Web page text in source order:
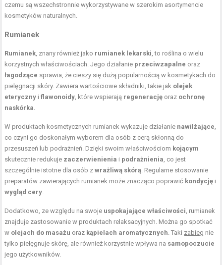
czemu są wszechstronnie wykorzystywane w szerokim asortymencie
kosmetyków naturalnych.
Rumianek
Rumianek , znany również jako rumianek lekarski , to roślina o wielu
korzystnych właściwościach. Jego działanie przeciwzapalne oraz
łagodzące sprawia, że cieszy się dużą popularnością w kosmetykach do
pielęgnacji skóry. Zawiera wartościowe składniki, takie jak olejek
eteryczny iflawonoidy , które wspierają regenerację oraz ochronę
naskórka
W produktach kosmetycznych rumianek wykazuje działanie nawilżające
co czyni go doskonałym wyborem dla osób z cerą skłonną do
przesuszeń lub podrażnień. Dzięki swoim właściwościom kojącym
skutecznie redukuje zaczerwienienia i podrażnienia , co jest
szczególnie istotne dla osób zwrażliwą skórą . Regularne stosowanie
preparatów zawierających rumianek może znacząco poprawić kondycję i
wygląd cery
Dodatkowo, ze względu na swoje uspokajające właściwości , rumianek
znajduje zastosowanie w produktach relaksacyjnych. Można go spotkać
w olejach do masażu oraz kąpielach aromatycznych . Taki zabieg nie
tylko pielęgnuje skórę, ale również korzystnie wpływa na samopoczucie
jego użytkowników.